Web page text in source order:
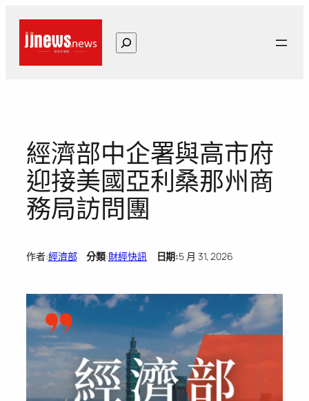
搜
尋
經濟部中企署與高市府
迎接美國亞利桑那州商
務局訪問團
作者:經濟部 分類:財經快訊 日期:5 月 31, 2026